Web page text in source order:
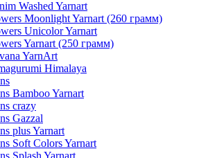
Washed Yarnart
Moonlight Yarnart (260 грамм)
Unicolor Yarnart
Yarnart (250 грамм)
YarnArt
Himalaya
Bamboo Yarnart
crazy
Gazzal
plus Yarnart
Soft Colors Yarnart
Splash Yarnart